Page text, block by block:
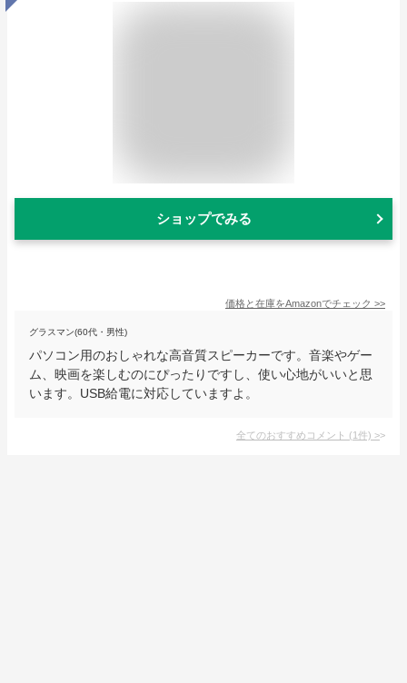
ショップでみる
価格と在庫をAmazonでチェック >>
グラスマン(60代・男性)
パソコン用のおしゃれな高音質スピーカーです。音楽やゲー
ム、映画を楽しむのにぴったりですし、使い心地がいいと思
います。USB給電に対応していますよ。
全てのおすすめコメント (1件) >